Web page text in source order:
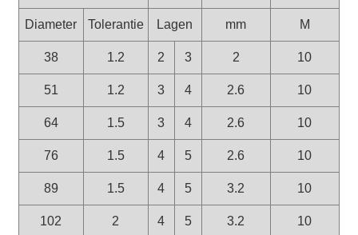
Diameter Tolerantie Lagen mm M
38 1.2 2 3 2 10
51 1.2 3 4 2.6 10
64 1.5 3 4 2.6 10
76 1.5 4 5 2.6 10
89 1.5 4 5 3.2 10
102 2 4 5 3.2 10